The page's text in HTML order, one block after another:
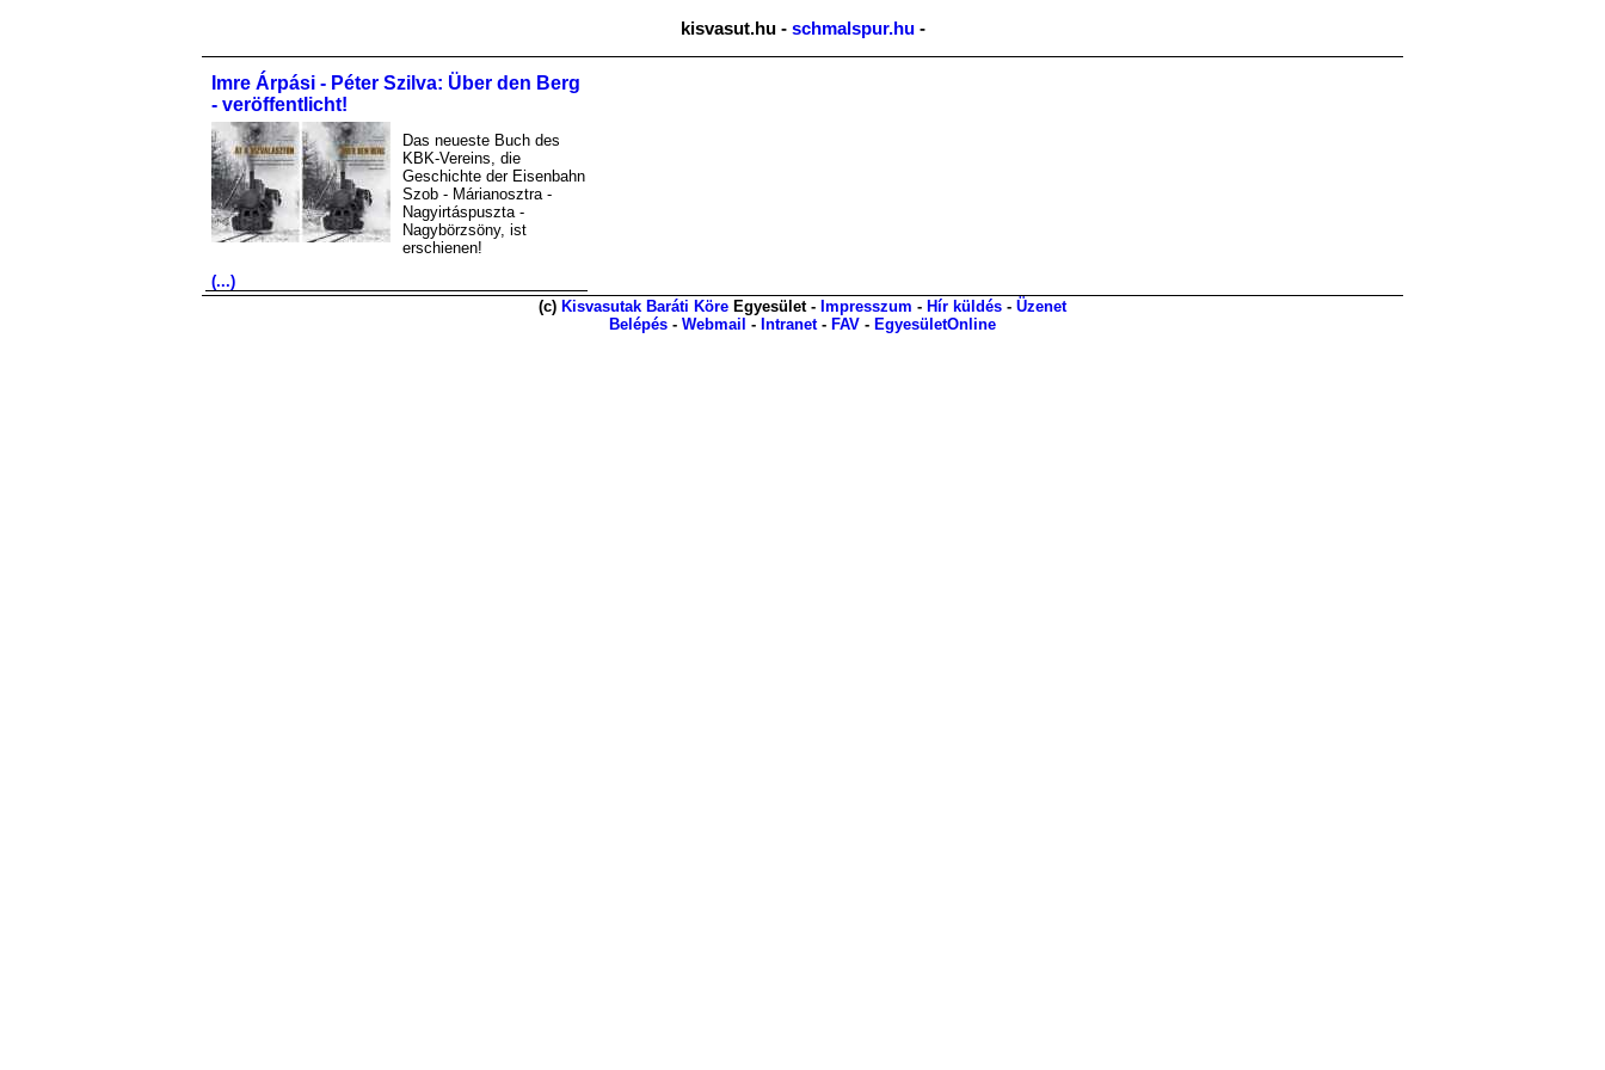
kisvasut.hu - schmalspur.hu-
Imre Árpási - Péter Szilva: Über den Berg
- veröffentlicht!
Das neueste Buch des
KBK-Vereins, die
Geschichte der Eisenbahn
Szob - Márianosztra -
Nagyirtáspuszta -
Nagybörzsöny, ist
erschienen!
(...)
(c) Kisvasutak Baráti Köre Egyesület - Impresszum - Hír küldés - Üzenet
Belépés - Webmail - Intranet- FAV - EgyesületOnline